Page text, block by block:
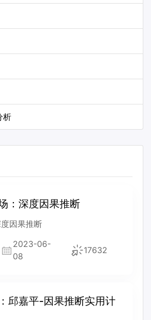
析
：深度因果推断
因果推断
2023-06-
08
17632
邱嘉平-因果推断实用计